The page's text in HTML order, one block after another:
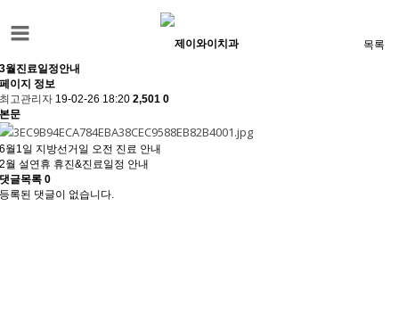
목록
3월진료일정안내
페이지 정보
최고관리자 19-02-26 18:20 2,501 0
본문
6월1일 지방선거일 오전 진료 안내
2월 설연휴 휴진&진료일정 안내
댓글목록 0
등록된 댓글이 없습니다.